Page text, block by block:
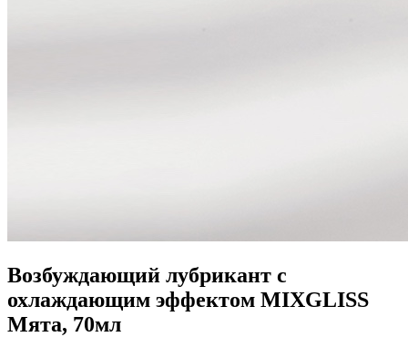
Возбуждающий лубрикант с
охлаждающим эффектом MIXGLISS
Мята, 70мл